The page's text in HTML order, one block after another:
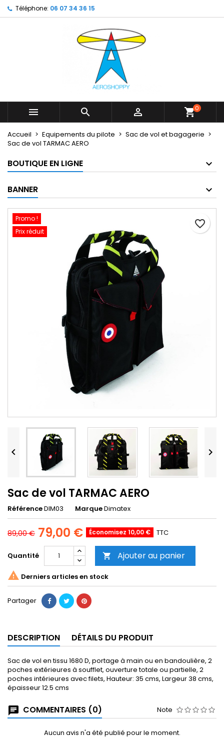
Téléphone: 06 07 34 36 15
   shopping_cart0
Accueil Equipements du pilote
Sac de vol et bagagerie
Sac de vol TARMAC AERO
BOUTIQUE EN LIGNE
BANNER
Promo !
Prix réduit
 
Sac de vol TARMAC AERO
RéférenceDIM03 MarqueDimatex
89,00 € 79,00 € Économisez 10,00 € TTC
Quantité  Ajouter au panier
favorite_border
 Derniers articles en stock
Partager
DESCRIPTION DÉTAILS DU PRODUIT
Sac de vol en tissu 1680 D, portage à main ou en bandoulière, 2
poches extérieures à soufflet, ouverture totale ou partielle, 2
poches intérieures avec filets, Hauteur: 35 cms, Largeur 38 cms,
épaisseur 12.5 cms
COMMENTAIRES (0) Note
Aucun avis n'a été publié pour le moment.
My wishlists ×
Create new list
Créer une liste d'envies ×
Nom de la liste d'envies
Connexion ×
Vous devez être connecté pour ajouter des produits
Annuler